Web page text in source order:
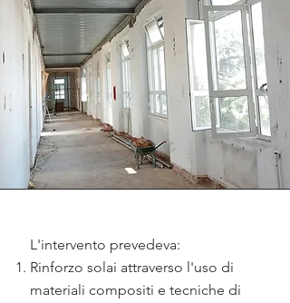
L'intervento prevedeva:
Rinforzo solai attraverso l'uso di
materiali compositi e tecniche di